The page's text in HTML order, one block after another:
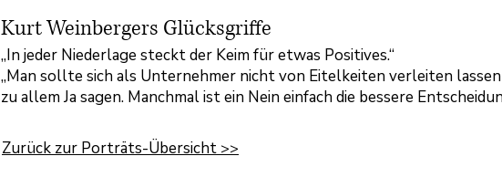
Kurt Weinbergers Glücksgriffe
„In jeder Niederlage steckt der Keim für etwas Positives.“
„Man sollte sich als Unternehmer nicht von Eitelkeiten verleiten
zu allem Ja sagen. Manchmal ist ein Nein einfach die bessere
Zurück zur Porträts-Übersicht >>